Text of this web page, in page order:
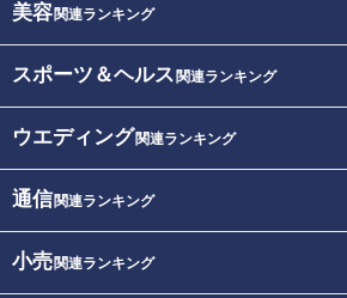
美容関連ランキング
スポーツ＆ヘルス 関連ランキング
ウエディング関連ランキング
通信関連ランキング
小売関連ランキング